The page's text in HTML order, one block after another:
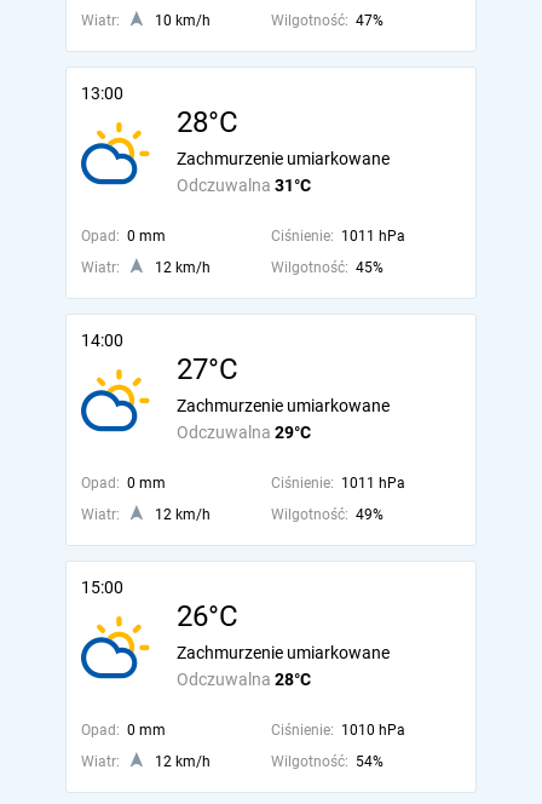
Wiatr:
10 km/h Wilgotność: 47%
13:00
28°C
Odczuwalna 31°C
Zachmurzenie umiarkowane
Opad: 0 mm Ciśnienie: 1011 hPa
Wiatr:
12 km/h Wilgotność: 45%
14:00
27°C
Odczuwalna 29°C
Zachmurzenie umiarkowane
Opad: 0 mm Ciśnienie: 1011 hPa
Wiatr:
12 km/h Wilgotność: 49%
15:00
26°C
Odczuwalna 28°C
Zachmurzenie umiarkowane
Opad: 0 mm Ciśnienie: 1010 hPa
Wiatr:
12 km/h Wilgotność: 54%